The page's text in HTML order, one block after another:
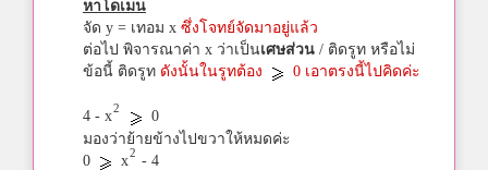
หาโดเมน
จัด y = เทอม x ซึ่งโจทย์จัดมาอยู่แล้ว
ต่อไป พิจารณาค่า x ว่าเป็นเศษส่วน / ติดรูท หรือไม่
ข้อนี้ ติดรูท ดังนั้นในรูทต้อง 0 เอาตรงนี้ไปคิดค่ะ
4 - x2
0
มองว่าย้ายข้างไปขวาให้หมดค่ะ
0
x2 - 4